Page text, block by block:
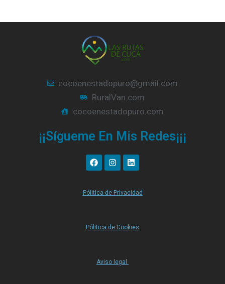
cocoenestadopuro@gmail.com
RuralVan.com
cocoenestadopuro.com
¡¡Sígueme En Mis Redes¡¡¡
F
a
b
o
I
n
a
g
L
i
e
d
Pólitica de Privacidad
Pólitica de Cookies
Aviso legal